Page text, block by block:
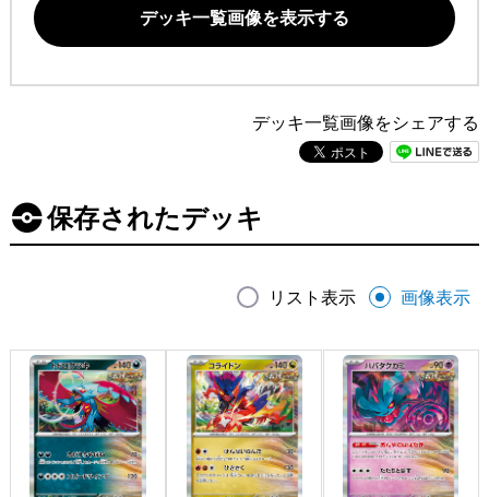
デッキ一覧画像を表示する
デッキ一覧画像をシェアする
保存されたデッキ
リスト表示 画像表示